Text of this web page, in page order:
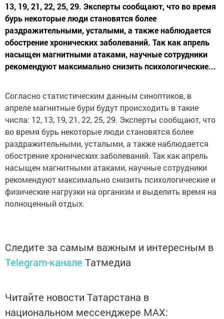
13, 19, 21, 22, 25, 29. Эксперты сообщают, что во время
бурь некоторые люди становятся более
раздражительными, усталыми, а также наблюдается
обострение хронических заболеваний. Так как апрель
насыщен магнитными атаками, научные сотрудники
рекомендуют максимально снизить психологические...
Согласно статистическим данным синоптиков, в
апреле магнитные бури будут происходить в такие
числа: 12, 13, 19, 21, 22, 25, 29. Эксперты сообщают, что
во время бурь некоторые люди становятся более
раздражительными, усталыми, а также наблюдается
обострение хронических заболеваний. Так как апрель
насыщен магнитными атаками, научные сотрудники
рекомендуют максимально снизить психологические и
физические нагрузки на организм и выделить время на
полноценный отдых.
Следите за самым важным и интересным в
Telegram-канале Татмедиа
Читайте новости Татарстана в
национальном мессенджере MАХ: